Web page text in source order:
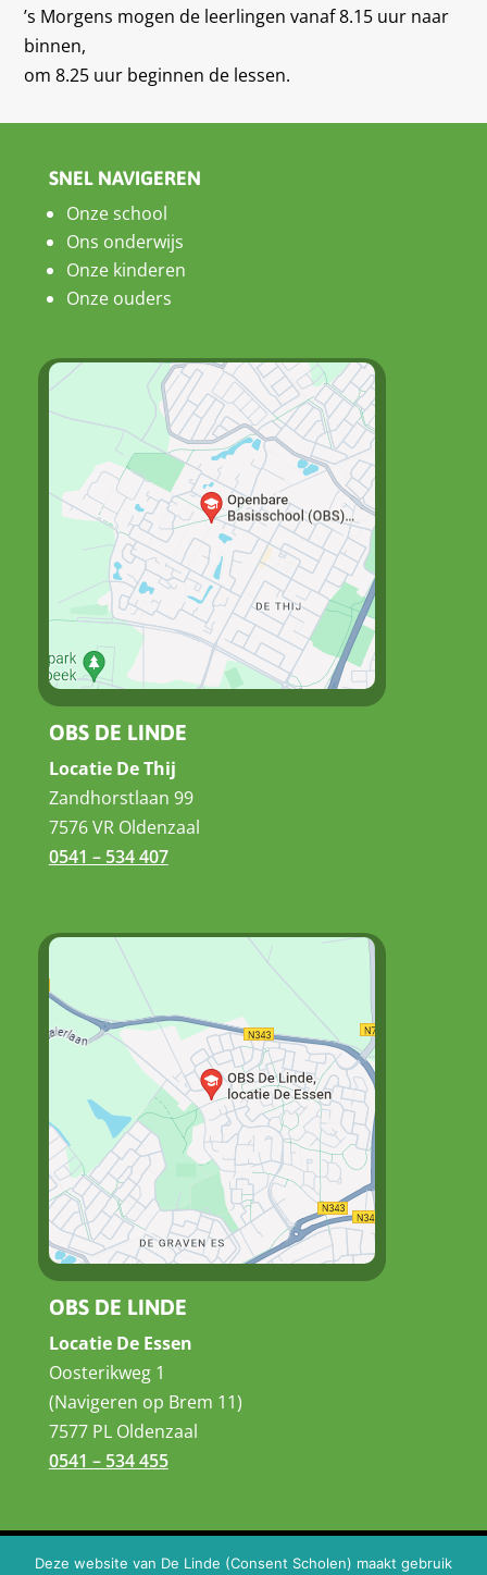
’s Morgens mogen de leerlingen vanaf 8.15 uur naar
binnen,
om 8.25 uur beginnen de lessen.
SNEL NAVIGEREN
Onze school
Ons onderwijs
Onze kinderen
Onze ouders
OBS DE LINDE
Locatie De Thij
Zandhorstlaan 99
7576 VR Oldenzaal
0541 – 534 407
OBS DE LINDE
Locatie De Essen
Oosterikweg 1
(Navigeren op Brem 11)
7577 PL Oldenzaal
0541 – 534 455
Disclaimer|Privacystatement
Deze website van De Linde (Consent Scholen) maakt gebruik